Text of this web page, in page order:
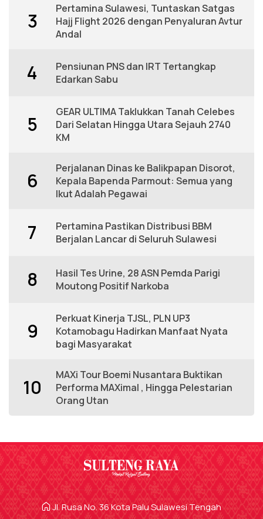
3
Pertamina Sulawesi, Tuntaskan Satgas
Hajj Flight 2026 dengan Penyaluran Avtur
Andal
4
Pensiunan PNS dan IRT Tertangkap
Edarkan Sabu
5
GEAR ULTIMA Taklukkan Tanah Celebes
Dari Selatan Hingga Utara Sejauh 2740
KM
6
Perjalanan Dinas ke Balikpapan Disorot,
Kepala Bapenda Parmout: Semua yang
Ikut Adalah Pegawai
7
Pertamina Pastikan Distribusi BBM
Berjalan Lancar di Seluruh Sulawesi
8
Hasil Tes Urine, 28 ASN Pemda Parigi
Moutong Positif Narkoba
9
Perkuat Kinerja TJSL, PLN UP3
Kotamobagu Hadirkan Manfaat Nyata
bagi Masyarakat
10
MAXi Tour Boemi Nusantara Buktikan
Performa MAXimal , Hingga Pelestarian
Orang Utan
Jl. Rusa No. 36 Kota Palu Sulawesi Tengah